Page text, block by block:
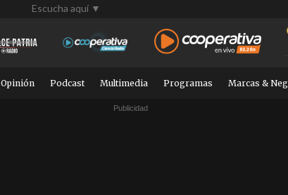
Escucha aquí ▼
Opinión Podcast Multimedia Programas Marcas &